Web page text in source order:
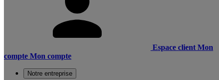
Espace client Mon
compte Mon compte
Notre entreprise